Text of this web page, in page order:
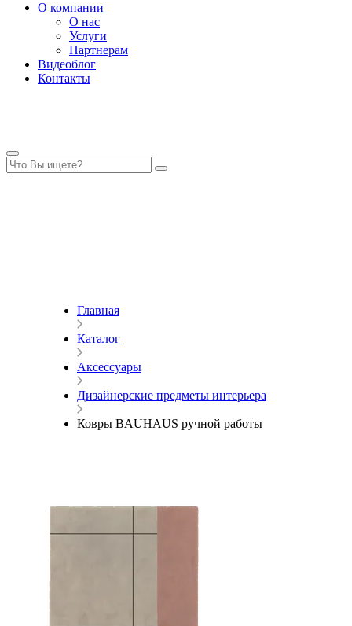
О компании
О нас
Услуги
Партнерам
Видеоблог
Контакты
Главная
Каталог
Аксессуары
Дизайнерские предметы интерьера
Ковры BAUHAUS ручной работы